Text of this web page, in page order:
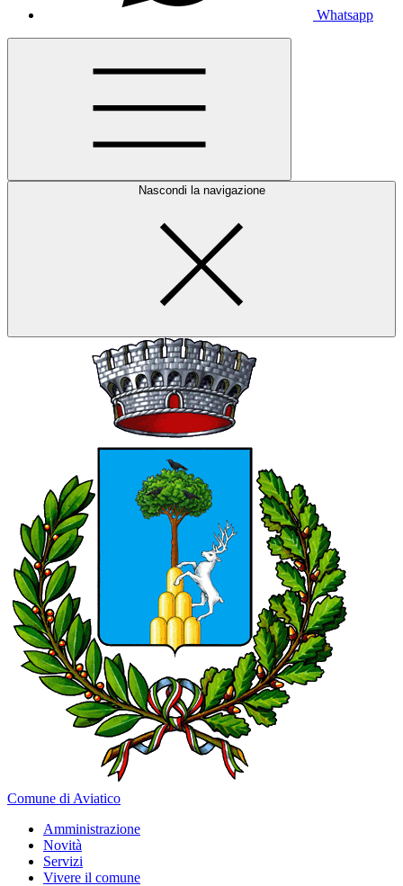
Whatsapp
Nascondi la navigazione
Comune di Aviatico
Amministrazione
Novità
Servizi
Vivere il comune